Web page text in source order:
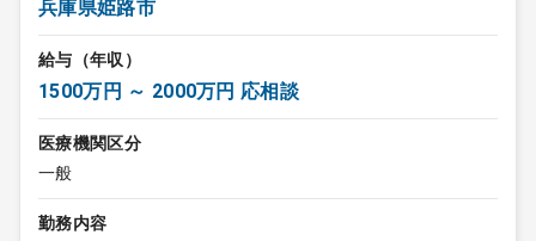
兵庫県姫路市
給与（年収）
1500万円 ～ 2000万円 応相談
医療機関区分
一般
勤務内容